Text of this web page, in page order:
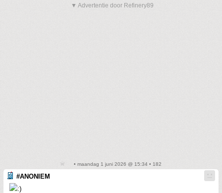
▼ Advertentie door Refinery89
• maandag 1 juni 2026 @ 15:34 • 182
#ANONIEM